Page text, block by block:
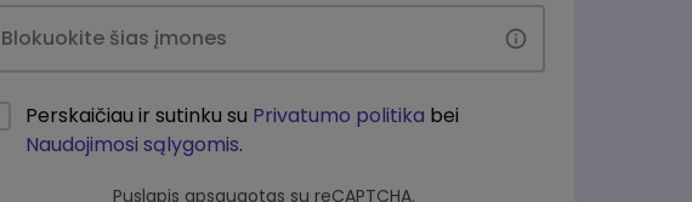
Perskaičiau ir sutinku su Privatumo politika bei
Naudojimosi sąlygomis.
Puslapis apsaugotas su reCAPTCHA.